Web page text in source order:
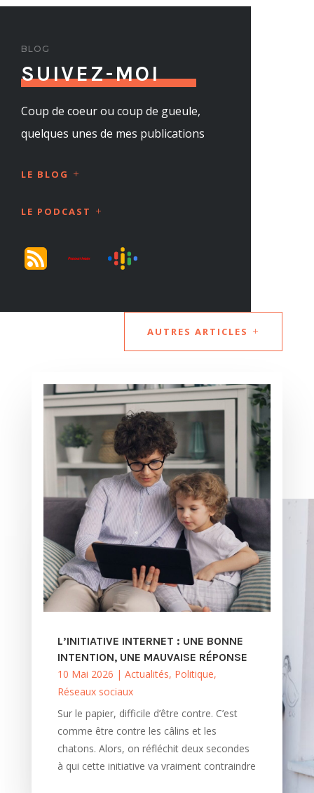
BLOG
SUIVEZ-MOI
Coup de coeur ou coup de gueule,
quelques unes de mes publications
LE BLOG
LE PODCAST
AUTRES ARTICLES
L’INITIATIVE INTERNET : UNE BONNE
INTENTION, UNE MAUVAISE RÉPONSE
10 Mai 2026 | Actualités, Politique,
Réseaux sociaux
Sur le papier, difficile d’être contre. C’est
comme être contre les câlins et les
chatons. Alors, on réfléchit deux secondes
à qui cette initiative va vraiment contraindre